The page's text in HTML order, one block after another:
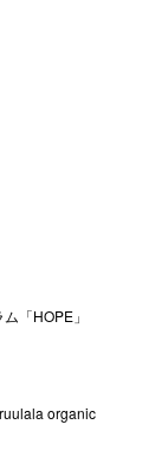
「HOPE」
organic